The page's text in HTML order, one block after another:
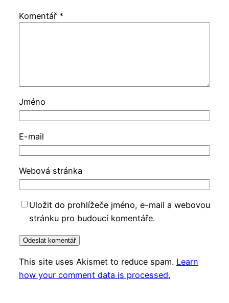
Komentář *
Jméno
E-mail
Webová stránka
Uložit do prohlížeče jméno, e-mail a webovou
stránku pro budoucí komentáře.
This site uses Akismet to reduce spam. Learn
how your comment data is processed.